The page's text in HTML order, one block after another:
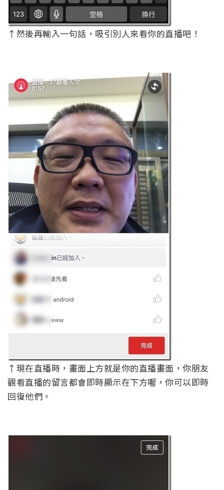
↑然後再輸入一句話，吸引別人來看你的直播吧！
↑現在直播時，畫面上方就是你的直播畫面，你朋友
觀看直播的留言都會即時顯示在下方喔，你可以即時
回復他們。